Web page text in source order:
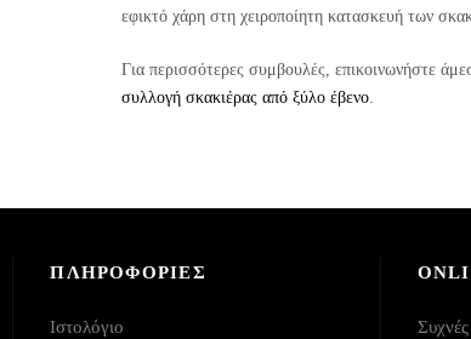
εφικτό χάρη στη χειροποίητη κατασκευή των
Για περισσότερες συμβουλές, επικοινωνήστε
συλλογή σκακιέρας από ξύλο έβενο.
ΠΛΗΡΟΦΟΡΙΕΣ
Ιστολόγιο